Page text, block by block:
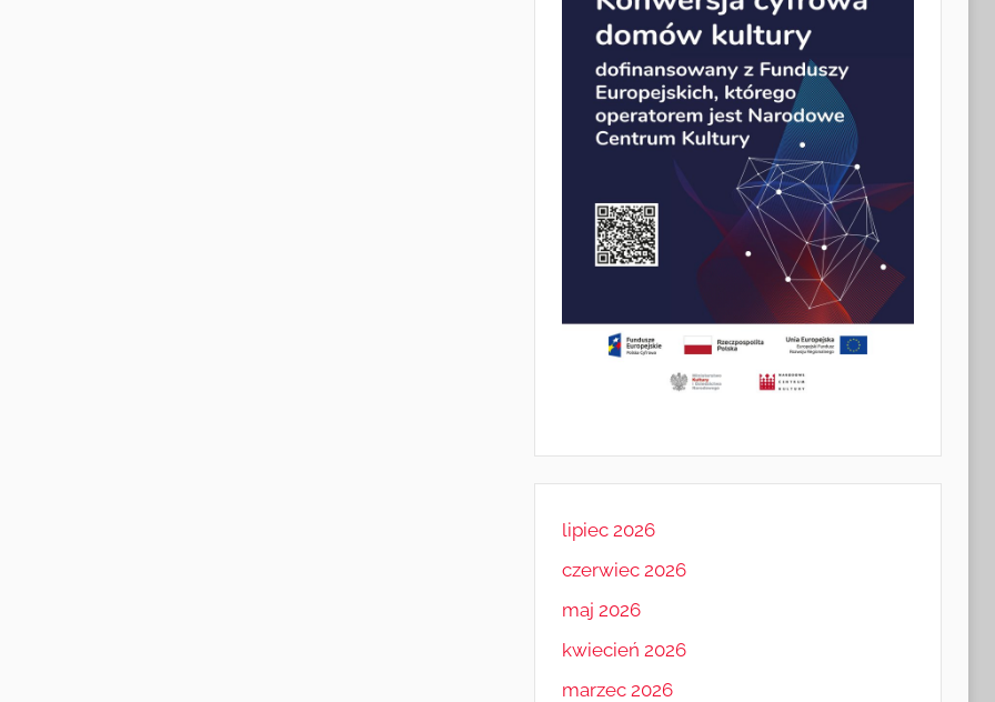
lipiec 2026
czerwiec 2026
maj 2026
kwiecień 2026
marzec 2026